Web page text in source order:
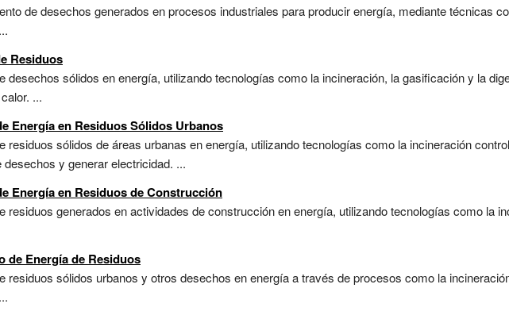
de desechos generados en procesos industriales para producir energía, mediante técnicas
Residuos
desechos sólidos en energía, utilizando tecnologías como la incineración, la gasificación y la
...
Energía en Residuos Sólidos Urbanos
residuos sólidos de áreas urbanas en energía, utilizando tecnologías como la incineración
desechos y generar electricidad. ...
Energía en Residuos de Construcción
residuos generados en actividades de construcción en energía, utilizando tecnologías como la
de Energía de Residuos
residuos sólidos urbanos y otros desechos en energía a través de procesos como la